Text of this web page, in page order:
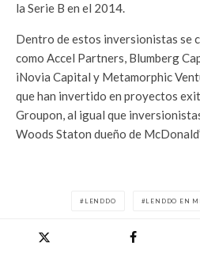
la Serie B en el 2014.
Dentro de estos inversionistas se
como Accel Partners, Blumberg
iNovia Capital y Metamorphic
que han invertido en proyectos
Groupon, al igual que
Woods Staton dueño de
LENDDO LENDDO EN
LENDDO LLEGA A MÉXICO